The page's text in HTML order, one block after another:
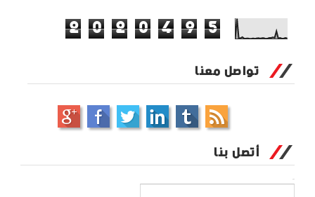
2 0 2 0 4 9 5
تواصل معنا
أتصل بنا